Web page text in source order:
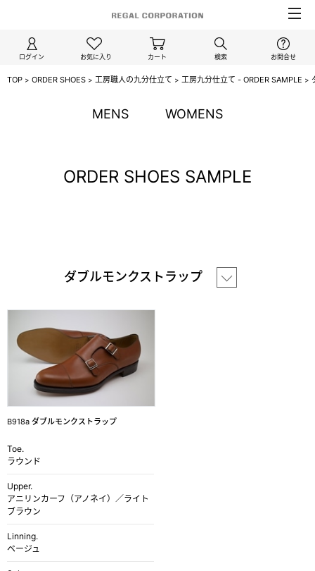
ログイン お気に入り カート 検索 お問合せ
TOP > ORDER SHOES > 工房職人の九分仕立て > 工房九分仕立て - ORDER SAMPLE >
MENS WOMENS
ORDER SHOES SAMPLE
ダブルモンクストラップ
B918a ダブルモンクストラップ
Toe.
ラウンド
Upper.
アニリンカーフ（アノネイ）／ライト
ブラウン
Linning.
ベージュ